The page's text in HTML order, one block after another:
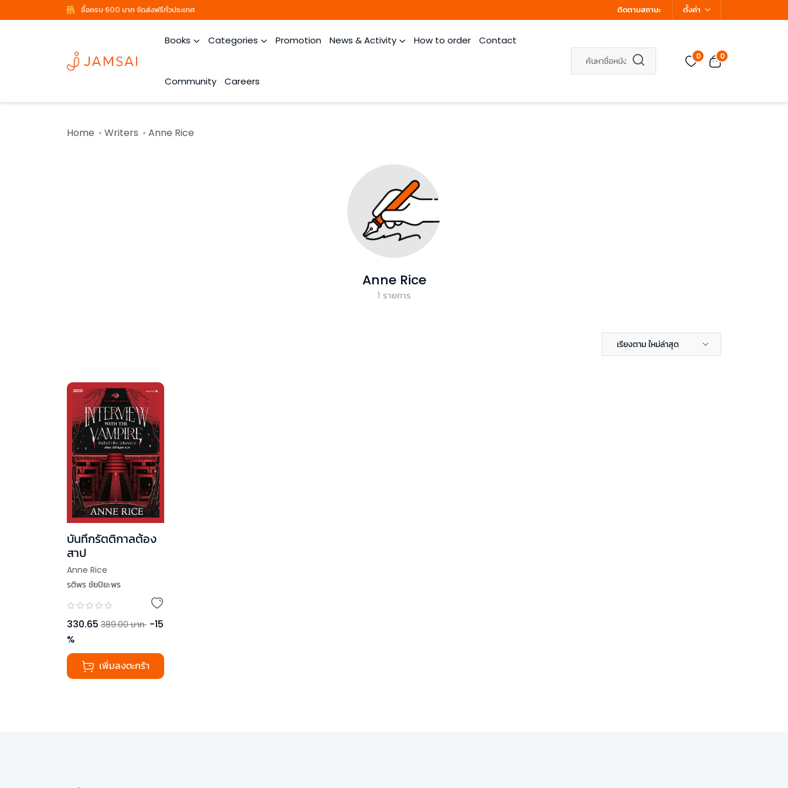
ซื้อครบ 600 บาท จัดส่งฟรีทั่วประเทศ ติดตามสถานะ ตั้งค่า
Books Categories Promotion News & Activity How to order Contact
Community Careers
0 0
Home Writers Anne Rice
Anne Rice
1 รายการ
เรียงตาม ใหม่ล่าสุด
บันทึกรัตติกาลต้อง
สาป
Anne Rice
รติพร ชัยปิยะพร
330.65 389.00 บาท -15
%
เพิ่มลงตะกร้า